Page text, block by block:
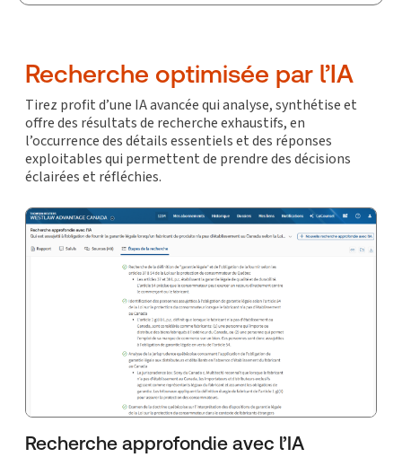
Recherche optimisée par l’IA
Tirez profit d’une IA avancée qui analyse, synthétise et
offre des résultats de recherche exhaustifs, en
l’occurrence des détails essentiels et des réponses
exploitables qui permettent de prendre des décisions
éclairées et réfléchies.
Recherche approfondie avec l’IA